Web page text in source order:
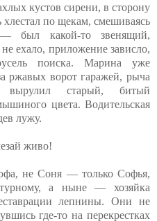
кустов сирени, в сторону
по щекам, смешиваясь
какой-то звенящий,
ехало, приложение зависло,
поиска. Марина уже
ржавых ворот гаражей, рыча
вырулил старый, битый
цвета. Водительская
лужу.
живо!
не Соня — только Софья,
а ныне — хозяйка
лепнины. Они не
где-то на перекрестках